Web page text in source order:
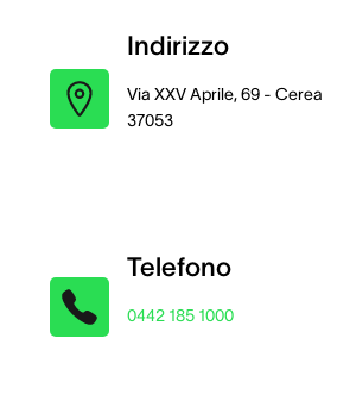
Indirizzo
Via XXV Aprile, 69 - Cerea
37053
Telefono
0442 185 1000